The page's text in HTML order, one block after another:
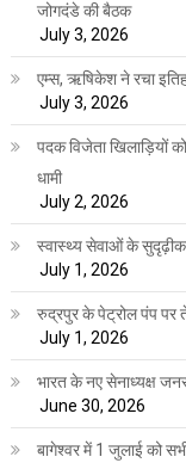
जोगदंडे की बैठक
July 3, 2026
एम्स, ऋषिकेश ने रचा
July 3, 2026
पदक विजेता खिलाड़ियों
धामी
July 2, 2026
स्वास्थ्य सेवाओं के
July 1, 2026
रुद्रपुर के पेट्रोल पंप पर
July 1, 2026
भारत के नए सेनाध्यक्ष
June 30, 2026
बागेश्वर में 1 जुलाई को